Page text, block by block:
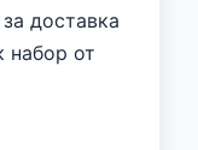
доставка
набор от